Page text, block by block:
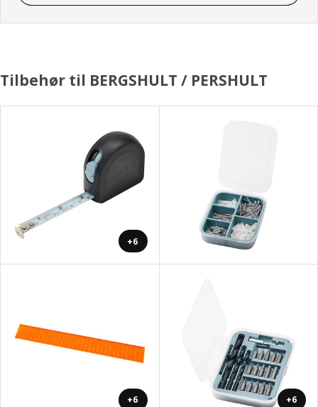
Tilbehør til BERGSHULT / PERSHULT
+6
+6 +6